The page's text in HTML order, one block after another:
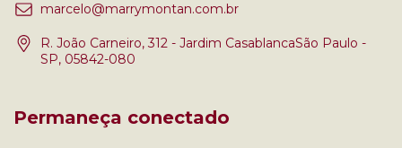
marcelo@marrymontan.com.br
R. João Carneiro, 312 - Jardim CasablancaSão Paulo -
SP, 05842-080
Permaneça conectado